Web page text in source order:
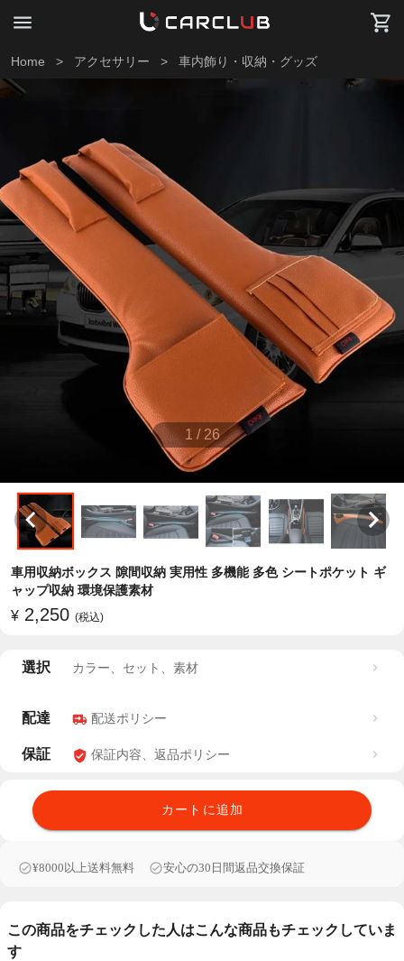
Home > アクセサリー > 車内飾り・収納・グッズ
1 / 26
車用収納ボックス 隙間収納 実用性 多機能 多色 シートポケット ギ
ャップ収納 環境保護素材
¥ 2,250 (税込)
選択 カラー、セット、素材
配達 配送ポリシー
保証 保証内容、返品ポリシー
カートに追加
¥8000以上送料無料 安心の30日間返品交換保証
この商品をチェックした人はこんな商品もチェックしていま
す